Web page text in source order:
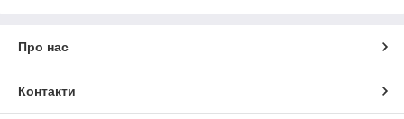
Про нас
Контакти